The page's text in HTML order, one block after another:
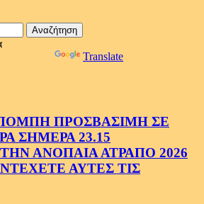
Translate
ΠΡΟΣΒΑΣΙΜΗ ΣΕ
ΣΗΜΕΡΑ 23.15
ΑΝΟΠΑΙΑ ΑΤΡΑΠΟ 2026
ΑΥΤΕΣ ΤΙΣ